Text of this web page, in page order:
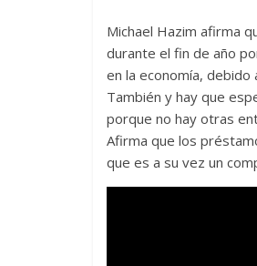
Michael Hazim afirma
durante el fin de año
en la economía,
También y hay que
porque no hay otras
Afirma que los
que es a su vez un